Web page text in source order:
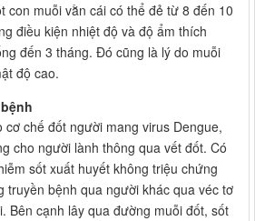
con muỗi vằn cái có thể đẻ từ 8 đến 10
điều kiện nhiệt độ và độ ẩm thích
đến 3 tháng. Đó cũng là lý do muỗi
độ cao.
cơ chế đốt người mang virus Dengue,
cho người lành thông qua vết đốt. Có
sốt xuất huyết không triệu chứng
truyền bệnh qua người khác qua véc tơ
Bên cạnh lây qua đường muỗi đốt, sốt